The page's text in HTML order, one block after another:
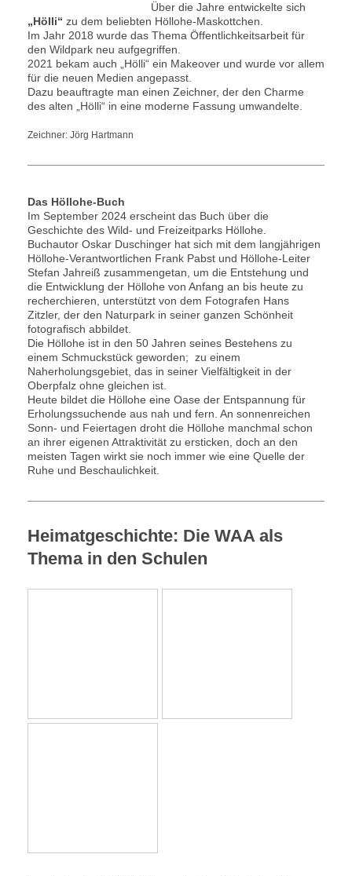
Über die Jahre entwickelte sich
„Hölli“ zu dem beliebten Höllohe-Maskottchen.
Im Jahr 2018 wurde das Thema Öffentlichkeitsarbeit für
den Wildpark neu aufgegriffen.
2021 bekam auch „Hölli“ ein Makeover und wurde vor allem
für die neuen Medien angepasst.
Dazu beauftragte man einen Zeichner, der den Charme
des alten „Hölli“ in eine moderne Fassung umwandelte.
Zeichner: Jörg Hartmann
Das Höllohe-Buch
Im September 2024 erscheint das Buch über die
Geschichte des Wild- und Freizeitparks Höllohe.
Buchautor Oskar Duschinger hat sich mit dem langjährigen
Höllohe-Verantwortlichen Frank Pabst und Höllohe-Leiter
Stefan Jahreiß zusammengetan, um die Entstehung und
die Entwicklung der Höllohe von Anfang an bis heute zu
recherchieren, unterstützt von dem Fotografen Hans
Zitzler, der den Naturpark in seiner ganzen Schönheit
fotografisch abbildet.
Die Höllohe ist in den 50 Jahren seines Bestehens zu
einem Schmuckstück geworden; zu einem
Naherholungsgebiet, das in seiner Vielfältigkeit in der
Oberpfalz ohne gleichen ist.
Heute bildet die Höllohe eine Oase der Entspannung für
Erholungssuchende aus nah und fern. An sonnenreichen
Sonn- und Feiertagen droht die Höllohe manchmal schon
an ihrer eigenen Attraktivität zu ersticken, doch an den
meisten Tagen wirkt sie noch immer wie eine Quelle der
Ruhe und Beschaulichkeit.
Heimatgeschichte: Die WAA als
Thema in den Schulen